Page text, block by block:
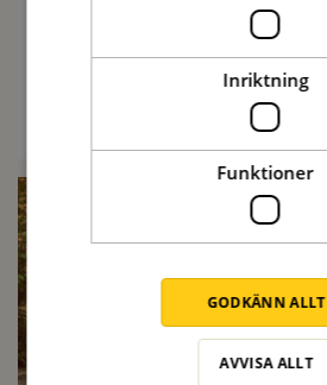
Recept på sommarmat
Inriktning
Funktioner
GODKÄNN ALLT
AVVISA ALLT